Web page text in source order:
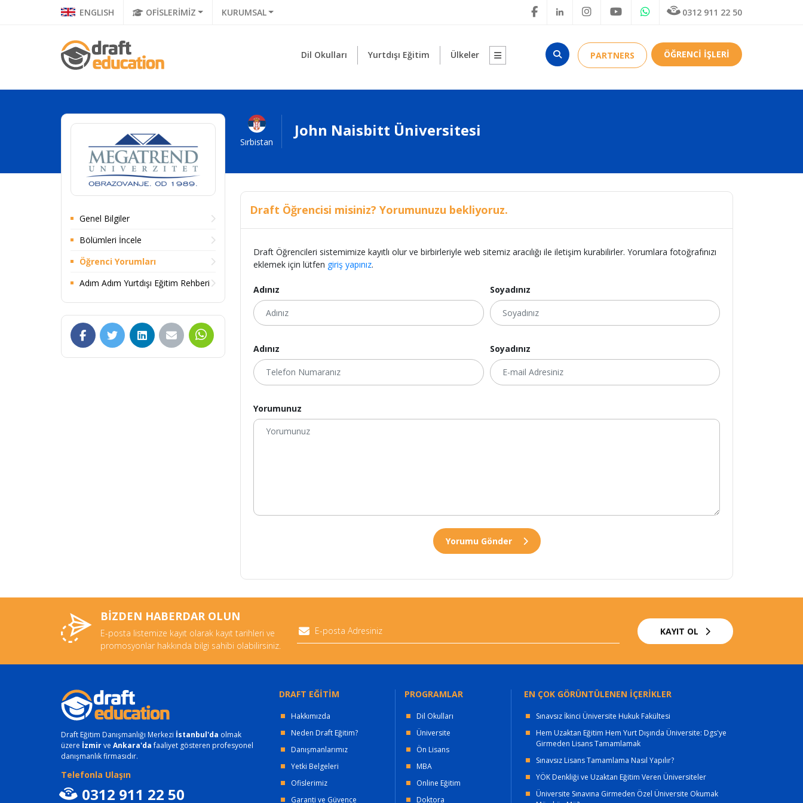
ENGLISH OFİSLERİMİZ KURUMSAL 0312 911 22 50
Dil Okulları Yurtdışı Eğitim Ülkeler PARTNERS ÖĞRENCİ İŞLERİ
Sırbistan
John Naisbitt Üniversitesi
Genel Bilgiler
Bölümleri İncele
Öğrenci Yorumları
Adım Adım Yurtdışı Eğitim Rehberi
Draft Öğrencisi misiniz? Yorumunuzu bekliyoruz.
Draft Öğrencileri sistemimize kayıtlı olur ve birbirleriyle web sitemiz aracılığı ile iletişim kurabilirler. Yorumlara fotoğrafınızı
eklemek için lütfen giriş yapınız.
Adınız Soyadınız
Adınız Soyadınız
Yorumunuz
Yorumu Gönder
BİZDEN HABERDAR OLUN
E-posta listemize kayıt olarak kayıt tarihleri ve
promosyonlar hakkında bilgi sahibi olabilirsiniz.
KAYIT OL
Draft Eğitim Danışmanlığı Merkezi İstanbul'da olmak
üzere İzmirve Ankara'dafaaliyet gösteren profesyonel
danışmanlık firmasıdır.
Telefonla Ulaşın
0312 911 22 50
DRAFT EĞİTİM
Hakkımızda
Neden Draft Eğitim?
Danışmanlarımız
Yetki Belgeleri
Ofislerimiz
Garanti ve Güvence
PROGRAMLAR
Dil Okulları
Üniversite
Ön Lisans
MBA
Online Eğitim
Doktora
EN ÇOK GÖRÜNTÜLENEN İÇERİKLER
Sınavsız İkinci Üniversite Hukuk Fakültesi
Hem Uzaktan Eğitim Hem Yurt Dışında Üniversite: Dgs'ye
Girmeden Lisans Tamamlamak
Sınavsız Lisans Tamamlama Nasıl Yapılır?
YÖK Denkliği ve Uzaktan Eğitim Veren Üniversiteler
Üniversite Sınavına Girmeden Özel Üniversite Okumak